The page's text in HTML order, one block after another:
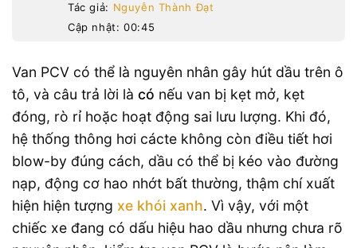
Tác giả: Nguyễn Thành Đạt
Cập nhật: 00:45
Van PCV có thể là nguyên nhân gây hút dầu trên ô
tô, và câu trả lời là có nếu van bị kẹt mở, kẹt
đóng, rò rỉ hoặc hoạt động sai lưu lượng. Khi đó,
hệ thống thông hơi cácte không còn điều tiết hơi
blow-by đúng cách, dầu có thể bị kéo vào đường
nạp, động cơ hao nhớt bất thường, thậm chí xuất
hiện hiện tượng xe khói xanh. Vì vậy, với một
chiếc xe đang có dấu hiệu hao dầu nhưng chưa rõ